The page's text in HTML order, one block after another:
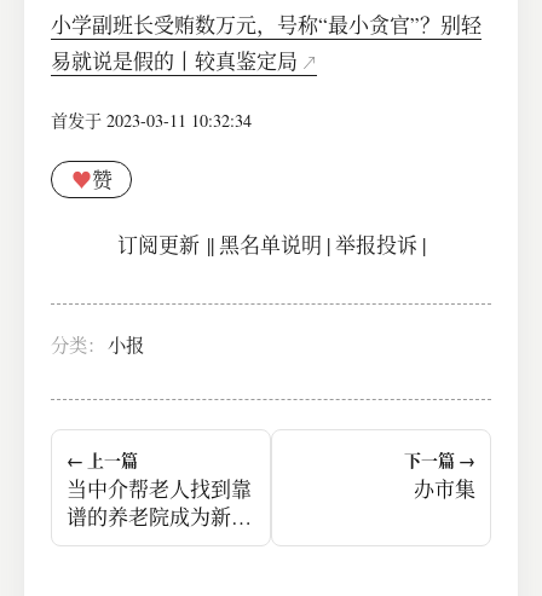
小学副班长受贿数万元，号称“最小贪官”？别轻
易就说是假的丨较真鉴定局
首发于 2023-03-11 10:32:34
♥赞
订阅更新||黑名单说明 |举报投诉 |
分类： 小报
← 上一篇
当中介帮老人找到靠
谱的养老院成为新兴
职业
下一篇 →
办市集